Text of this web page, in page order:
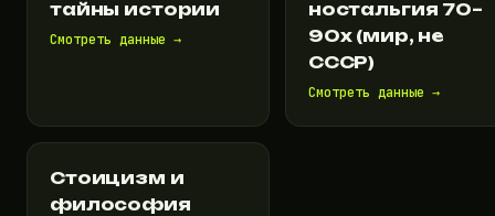
тайны истории
Смотреть данные →
ностальгия 70–
90х (мир, не
СССР)
Смотреть данные →
Стоицизм и
философия